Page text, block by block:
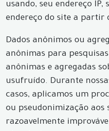
usando, seu endereço IP,
endereço do site a partir
Dados anônimos ou
anônimas para
anônimas e agregadas
usufruído. Durante
casos, aplicamos um
ou pseudonimização aos
razoavelmente